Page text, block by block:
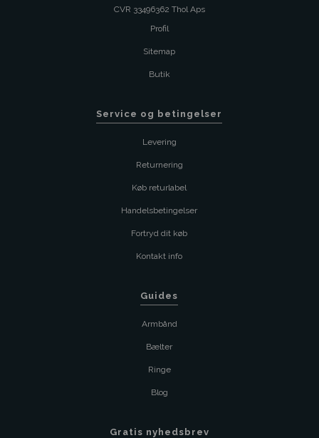
CVR 33496362 Thol Aps
Profil
Sitemap
Butik
Service og betingelser
Levering
Returnering
Køb returlabel
Handelsbetingelser
Fortryd dit køb
Kontakt info
Guides
Armbånd
Bælter
Ringe
Blog
Gratis nyhedsbrev